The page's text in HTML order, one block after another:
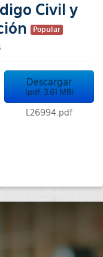
Civil y
Popular
Descargar
(pdf, 3.61 MB)
L26994.pdf